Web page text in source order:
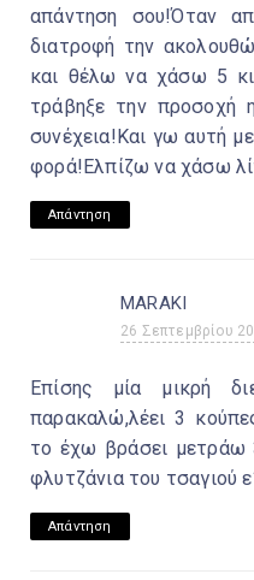
απάντηση σου!Όταν
διατροφή την
και θέλω να χάσω 5
τράβηξε την προσοχή
συνέχεια!Και γω αυτή
φορά!Ελπίζω να χάσω
Απάντηση
MARAKI
26 Σεπτεμβρίου
Επίσης μία μικρή
παρακαλώ,λέει 3
το έχω βράσει μετράω
φλυτζάνια του τσαγιού
Απάντηση